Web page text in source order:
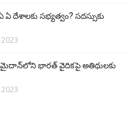
ఏ దేశాలకు సభ్యత్వం? సదస్సుకు
మైదాన్‌లోని భారత్ వైదికపై అతిథులకు